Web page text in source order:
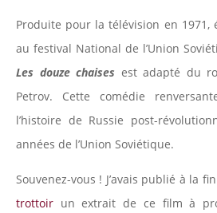
Produite pour la télévision en 1971,
au festival National de l’Union
Les douze chaises est adapté du
Petrov. Cette comédie
l’histoire de Russie post-
années de l’Union Soviétique.
Souvenez-vous ! J’avais publié à la
trottoir un extrait de ce film à